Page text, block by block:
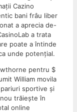
Cazino
bani frâu liber
a aprecia de-
a trata
poate a întinde
unde potențial.
pentru $
William movila
sportive și
trăiește în
online